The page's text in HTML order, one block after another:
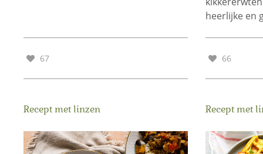
67
heerlijke en
66
Recept met linzen Recept met